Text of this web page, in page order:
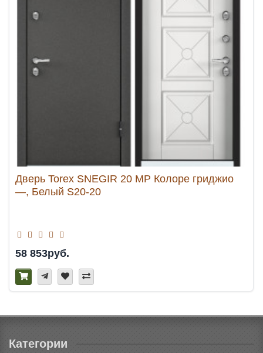
Дверь Torex SNEGIR 20 MP Колоре гриджио
—, Белый S20-20
58 853руб.
Категории